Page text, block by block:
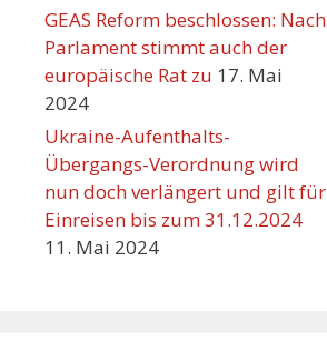
GEAS Reform beschlossen: Nach
Parlament stimmt auch der
europäische Rat zu 17. Mai
2024
Ukraine-Aufenthalts-
Übergangs-Verordnung wird
nun doch verlängert und gilt für
Einreisen bis zum 31.12.2024
11. Mai 2024